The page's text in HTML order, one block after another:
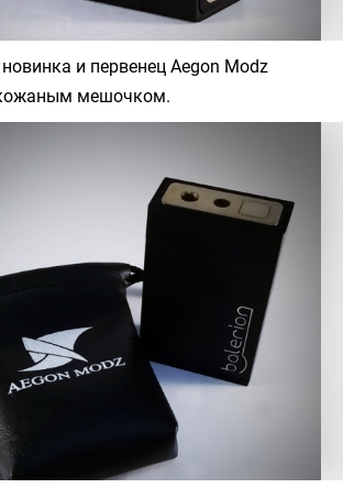
и первенец Aegon Modz
мешочком.